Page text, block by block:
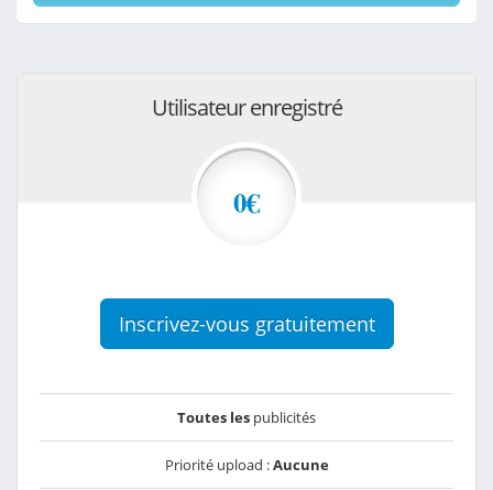
Utilisateur enregistré
0€
Inscrivez-vous gratuitement
Toutes les publicités
Priorité upload :Aucune